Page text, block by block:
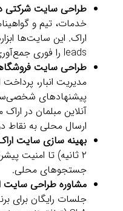
طراحی سایت شرکتی
خدمات، تیم و
اراک. این سایت‌ها
leads را فوری جمع‌آوری کنند.
طراحی سایت
مدیریت انبار،
پیشنهادهای
آنلاین مبلمان در
ارسال محلی به نقاط
بهینه سازی سایت
۲ ثانیه) تا امنیت
جستجوهای محلی.
مشاوره طراحی سایت
جلسات رایگان برای